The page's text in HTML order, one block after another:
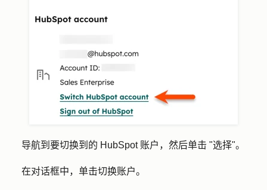
导航到要切换到的 HubSpot 账户，然后单击 "选择"。
在对话框中，单击切换账户。